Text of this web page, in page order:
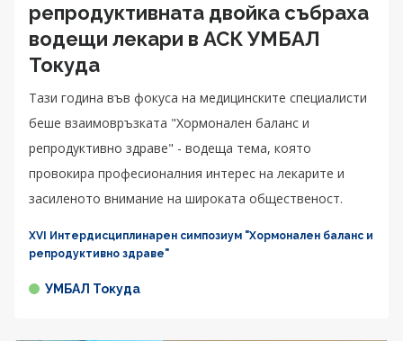
репродуктивната двойка събраха
водещи лекари в АСК УМБАЛ
Токуда
Тази година във фокуса на медицинските специалисти
беше взаимовръзката "Хормонален баланс и
репродуктивно здраве" - водеща тема, която
провокира професионалния интерес на лекарите и
засиленото внимание на широката общественост.
XVI Интердисциплинарен симпозиум "Хормонален баланс и
репродуктивно здраве"
УМБАЛ Токуда